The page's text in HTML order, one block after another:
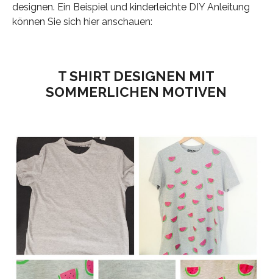
designen. Ein Beispiel und kinderleichte DIY Anleitung
können Sie sich hier anschauen:
T SHIRT DESIGNEN MIT
SOMMERLICHEN MOTIVEN